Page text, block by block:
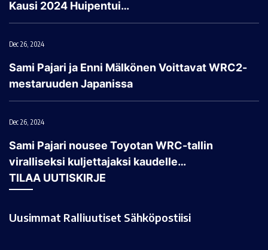
Kausi 2024 Huipentui…
Dec 26, 2024
Sami Pajari ja Enni Mälkönen Voittavat WRC2-
mestaruuden Japanissa
Dec 26, 2024
Sami Pajari nousee Toyotan WRC-tallin
viralliseksi kuljettajaksi kaudelle…
TILAA UUTISKIRJE
Uusimmat Ralliuutiset Sähköpostiisi